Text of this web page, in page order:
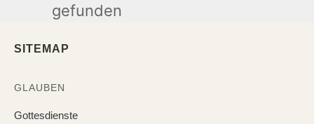
gefunden
SITEMAP
GLAUBEN
Gottesdienste